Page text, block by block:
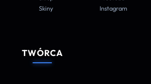
Skiny
Instagram
TWÓRCA